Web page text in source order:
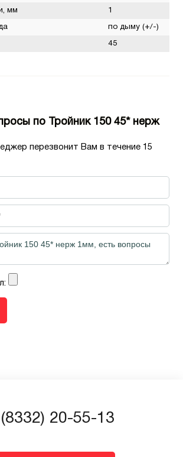
мм 1
по дыму (+/-)
45
по Тройник 150 45* нерж
перезвонит Вам в течение 15
20-55-13